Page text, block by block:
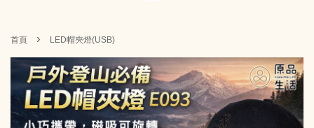
首頁 › LED帽夾燈(USB)